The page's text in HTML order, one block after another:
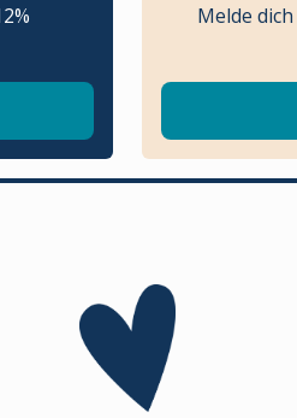
Melde